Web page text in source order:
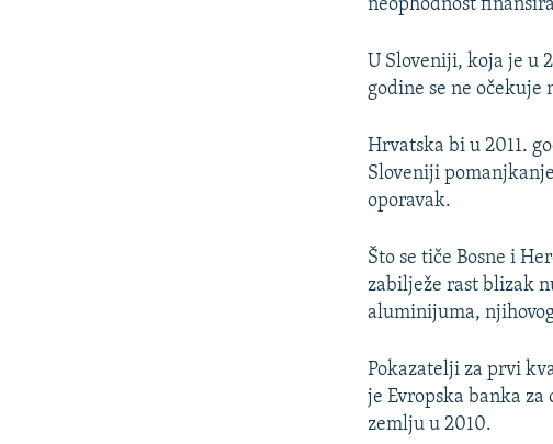
neophodnost
U Sloveniji, koja je u
godine se ne očekuje
Hrvatska bi u 2011.
Sloveniji
oporavak.
Što se tiče Bosne i
zabilježe rast blizak
aluminijuma,
Pokazatelji za prvi
je Evropska banka
zemlju u 2010.